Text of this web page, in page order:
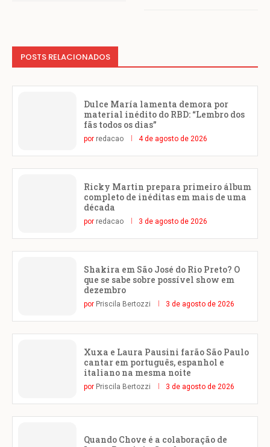
POSTS RELACIONADOS
Dulce María lamenta demora por
material inédito do RBD: “Lembro dos
fãs todos os dias”
por redacao 4 de agosto de 2026
Ricky Martin prepara primeiro álbum
completo de inéditas em mais de uma
década
por redacao 3 de agosto de 2026
Shakira em São José do Rio Preto? O
que se sabe sobre possível show em
dezembro
por Priscila Bertozzi 3 de agosto de 2026
Xuxa e Laura Pausini farão São Paulo
cantar em português, espanhol e
italiano na mesma noite
por Priscila Bertozzi 3 de agosto de 2026
Quando Chove é a colaboração de